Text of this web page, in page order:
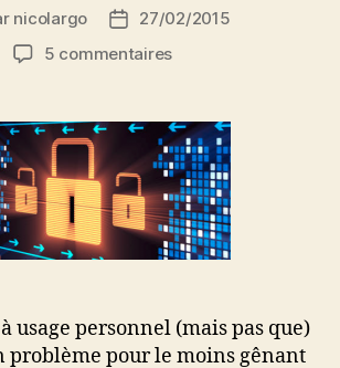
nicolargo
Date27/02/2015
5 commentairessur
problème
de
DNS
avec
OpenVPN
sous
usage personnel (mais pas que)
problème pour le moins gênant